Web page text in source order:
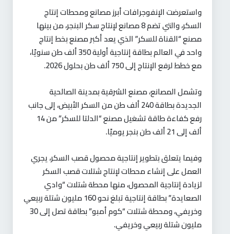
واستعرضت الإنفوجرافات أبرز مصانع ومحطات إنتاج
السكر، والتي تضم 8 مصانع لإنتاج سكر البنجر، من بينها
مصنع “القناة للسكر” الذي يعد أكبر مصنع بخط إنتاج
واحد في العالم بطاقة إنتاجية أولية 350 ألف طن سنويًا،
مع خطط لرفع الإنتاج إلى 750 ألف طن بحلول 2026.
وتشمل المصانع، مصنع الشرقية بمدينة الصالحية
الجديدة بطاقة 240 ألف طن من السكر الأبيض، إلى جانب
رفع كفاءة طاقة تشغيل مصنع “الدلتا للسكر” من 14
ألف إلى 21 ألف طن بنجر يوميًا.
وفيما يتعلق بتطوير إنتاجية محصول قصب السكر، يجري
العمل على إنشاء محطات لإنتاج شتلات قصب السكر
لزيادة إنتاجية المحصول، منها محطة شتلات “وادي
الصعايدة” بطاقة إنتاجية تبلغ نحو 160 مليون شتلة ربيعي
وخريفي، ومحطة شتلات “كوم أمبو” بطاقة تصل إلى 30
مليون شتلة ربيعي وخريفي.